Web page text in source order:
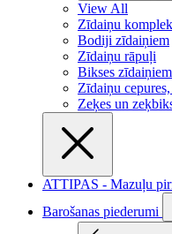
View All
Zīdaiņu
Bodiji zīdaiņiem
Zīdaiņu rāpuļi
Bikses zīdaiņiem
Zīdaiņu
Zeķes un
ATTIPAS - Mazuļu
Barošanas piederumi